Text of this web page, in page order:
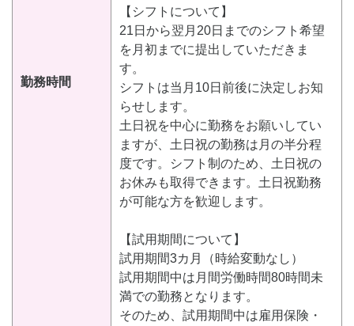
勤務時間
【シフトについて】
21日から翌月20日までのシフト希望
を月初までに提出していただきま
す。
シフトは当月10日前後に決定しお知
らせします。
土日祝を中心に勤務をお願いしてい
ますが、土日祝の勤務は月の半分程
度です。シフト制のため、土日祝の
お休みも取得できます。土日祝勤務
が可能な方を歓迎します。
【試用期間について】
試用期間3カ月（時給変動なし）
試用期間中は月間労働時間80時間未
満での勤務となります。
そのため、試用期間中は雇用保険・